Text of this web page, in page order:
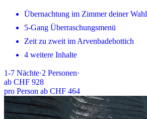
Übernachtung im Zimmer deiner Wahl
5-Gang Überraschungsmenü
Zeit zu zweit im Arvenbadebottich
4 weitere Inhalte
1-7 Nächte·2 Personen·
ab CHF 928
pro Person ab CHF 464